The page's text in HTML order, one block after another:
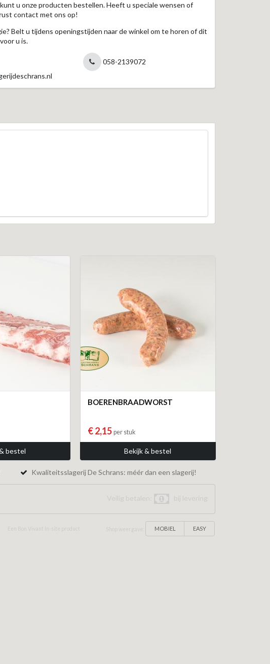
u onze producten bestellen. Heeft u speciale wensen of
contact met ons op!
Belt u tijdens openingstijden naar de winkel om te horen of dit
u is.
058-2139072
bestel
BOERENBRAADWORST
€ 2,15 per stuk
Bekijk & bestel
Kwaliteitsslagerij De Schrans: méér dan een slagerij!
MOBIEL EASY